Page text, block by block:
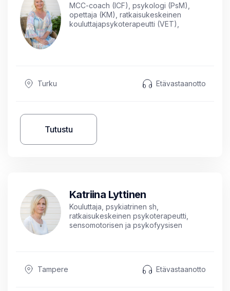
MCC-coach (ICF), psykologi (PsM),
opettaja (KM), ratkaisukeskeinen
kouluttajapsykoterapeutti (VET),
Turku Etävastaanotto
Tutustu
Katriina Lyttinen
Kouluttaja, psykiatrinen sh,
ratkaisukeskeinen psykoterapeutti,
sensomotorisen ja psykofyysisen
Tampere Etävastaanotto